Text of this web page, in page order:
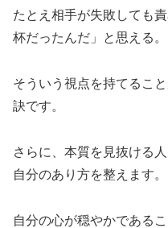
たとえ相手が失敗しても
杯だったんだ」と思える。
そういう視点を持てるこ
訣です。
さらに、本質を見抜ける
自分のあり方を整えます。
自分の心が穏やかである